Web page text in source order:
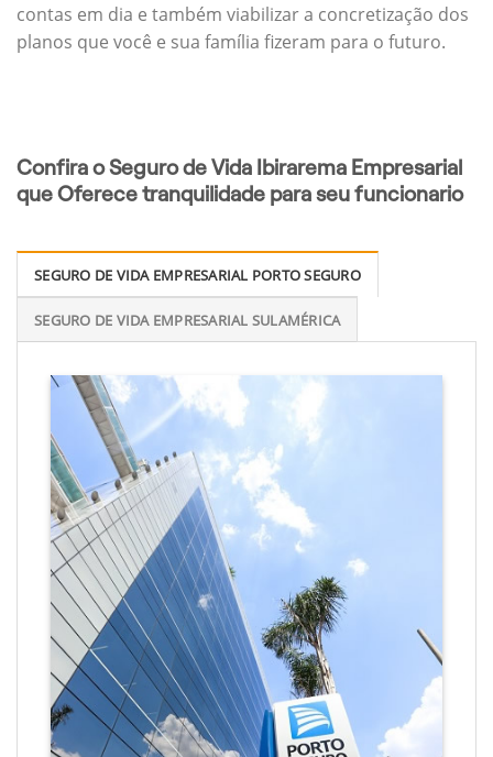
contas em dia e também viabilizar a concretização dos
planos que você e sua família fizeram para o futuro.
Confira o Seguro de Vida Ibirarema Empresarial
que Oferece tranquilidade para seu funcionario
SEGURO DE VIDA EMPRESARIAL PORTO SEGURO
SEGURO DE VIDA EMPRESARIAL SULAMÉRICA